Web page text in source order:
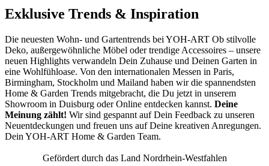
Exklusive Trends & Inspiration
Die neuesten Wohn- und Gartentrends bei YOH‑ART Ob stilvolle
Deko, außergewöhnliche Möbel oder trendige Accessoires – unsere
neuen Highlights verwandeln Dein Zuhause und Deinen Garten in
eine Wohlfühloase. Von den internationalen Messen in Paris,
Birmingham, Stockholm und Mailand haben wir die spannendsten
Home & Garden Trends mitgebracht, die Du jetzt in unserem
Showroom in Duisburg oder Online entdecken kannst. Deine
Meinung zählt! Wir sind gespannt auf Dein Feedback zu unseren
Neuentdeckungen und freuen uns auf Deine kreativen Anregungen.
Dein YOH‑ART Home & Garden Team.
Gefördert durch das Land Nordrhein-Westfahlen